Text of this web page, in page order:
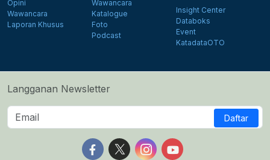
Opini
Wawancara
Laporan Khusus
Wawancara
Katalogue
Foto
Podcast
Insight Center
Databoks
Event
KatadataOTO
Langganan Newsletter
Daftar
Follow us on Facebook
Follow us on X
Follow us on Instagram
Follow us on